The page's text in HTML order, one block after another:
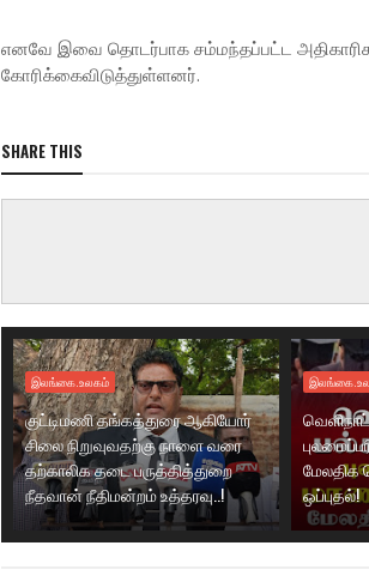
எனவே இவை தொடர்பாக சம்மந்தப்பட்ட
கோரிக்கைவிடுத்துள்ளனர்.
SHARE THIS
இலங்கை.உலகம்
குட்டிமணி தங்கத்துரை ஆகியோர்
சிலை நிறுவுவதற்கு நாளை வரை
தற்காலிக தடை பருத்தித்துறை
நீதவான் நீதிமன்றம் உத்தரவு..!
ஒப்புதல்!